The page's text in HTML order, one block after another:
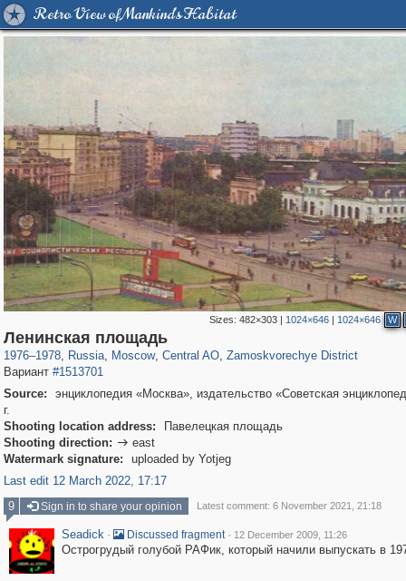
Retro View of Mankind's Habitat
Sizes:482×303 | 1024×646 | 1024×646 W
Ленинская площадь
1976–1978, Russia
1,405,939
, Moscow
319,716 8,286
, Central AO
159,930
, Zamoskvorechye District
Вариант #1513701
Source:
энциклопедия «Москва», издательство «Советская
г.
Shooting location address:
Павелецкая площадь
Shooting direction:  east
Watermark signature:
uploaded by Yotjeg
Last edit 12 March 2022, 17:17
9
Sign in to share your opinion Latest comment: 6 November 2021, 21:18
Seadick · Discussed fragment · 12 December 2009, 11:26
Острогрудый голубой РАФик, который начили выпускать в